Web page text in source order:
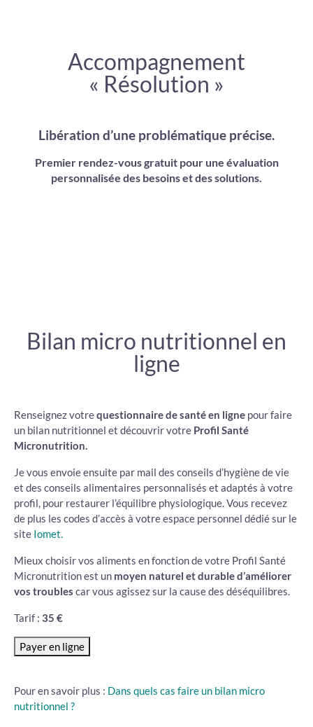
Accompagnement
« Résolution »
Libération d’une problématique précise.
Premier rendez-vous gratuit pour une évaluation
personnalisée des besoins et des solutions.
Bilan micro nutritionnel en
ligne
Renseignez votrequestionnaire de santé en ligne pour faire
un bilan nutritionnel et découvrir votre Profil Santé
Micronutrition.
Je vous envoie ensuite par mail des conseils d’hygiène de vie
et des conseils alimentaires personnalisés et adaptés à votre
profil, pour restaurer l’équilibre physiologique. Vous recevez
de plus les codes d’accès à votre espace personnel dédié sur le
site Iomet.
Mieux choisir vos aliments en fonction de votre Profil Santé
Micronutrition est un moyen naturel et durable d’améliorer
vos troubles car vous agissez sur la cause des déséquilibres.
Tarif : 35 €
Pour en savoir plus : Dans quels cas faire un bilan micro
nutritionnel ?